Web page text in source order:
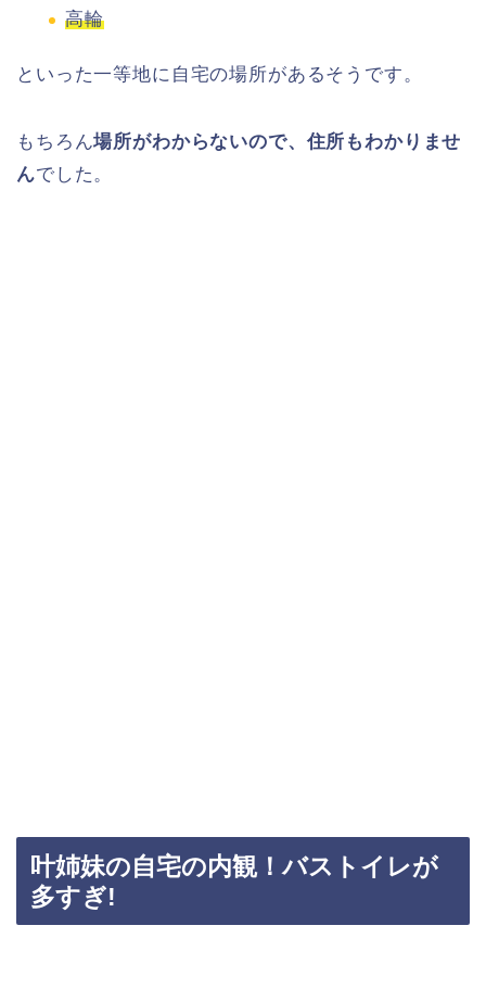
高輪
といった一等地に自宅の場所があるそうです。
もちろん場所がわからないので、住所もわかりませ
んでした。
叶姉妹の自宅の内観！バストイレが
多すぎ!